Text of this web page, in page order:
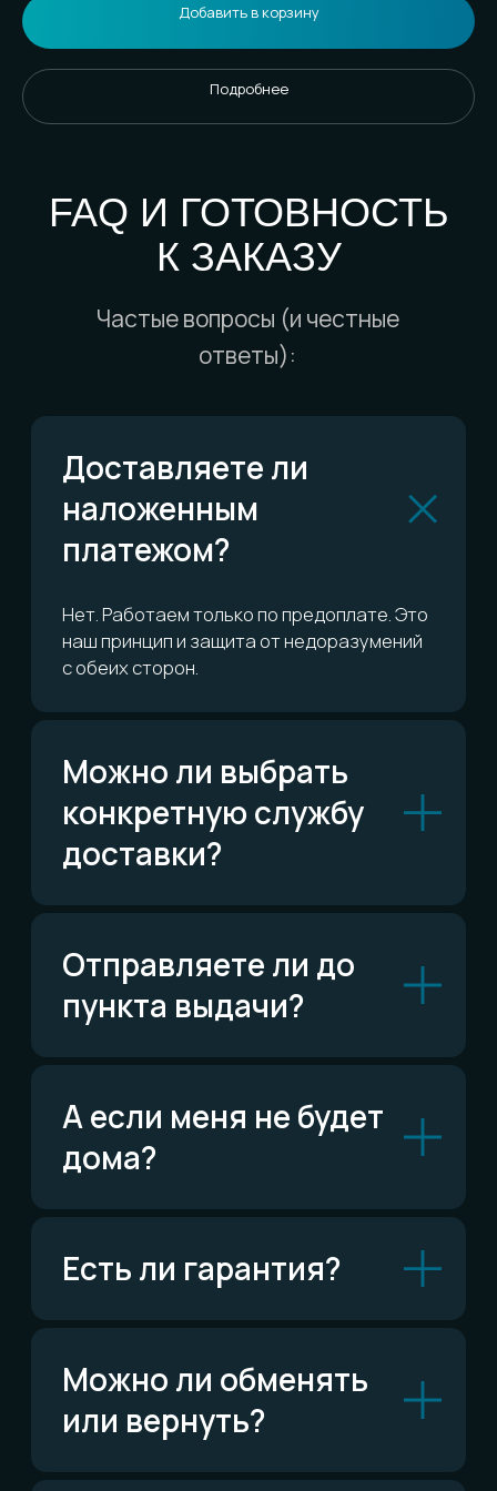
Добавить в корзину
Подробнее
конкретную службу
доставки?
Отправляете ли до
А если меня не будет
Есть ли гарантия?
Сколько это всё
стоит?
Telegram
ВКонтакте
Читать FAQ